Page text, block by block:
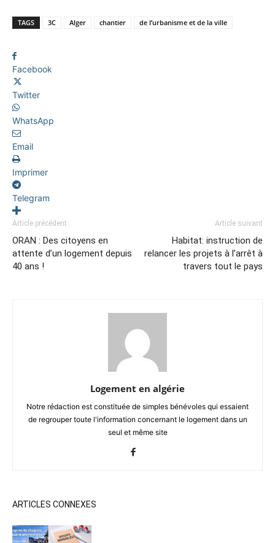
TAGS 3C Alger chantier de l’urbanisme et de la ville
Facebook
Twitter
WhatsApp
Email
Imprimer
Telegram
Article précédent
ORAN : Des citoyens en
attente d’un logement depuis
40 ans !
Article suivant
Habitat: instruction de
relancer les projets à l’arrêt à
travers tout le pays
Logement en algérie
Notre rédaction est constituée de simples bénévoles qui essaient
de regrouper toute l'information concernant le logement dans un
seul et même site
ARTICLES CONNEXES